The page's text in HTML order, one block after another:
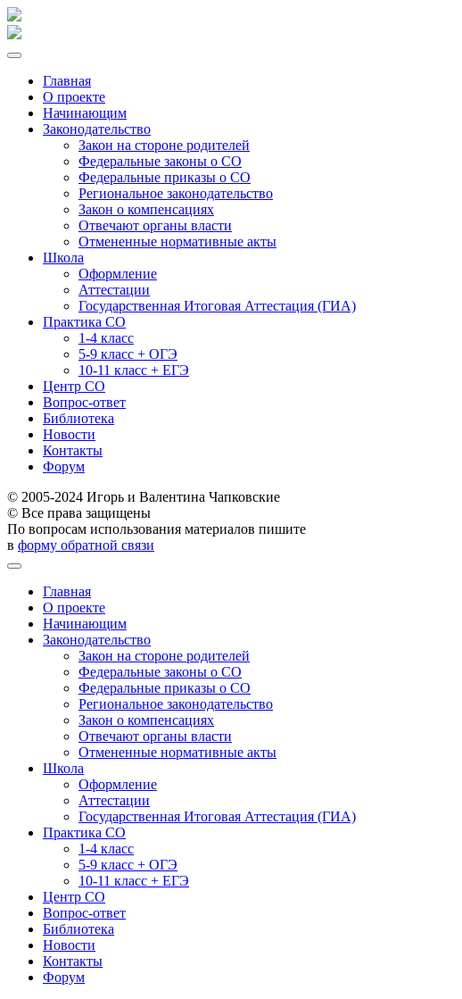
Главная
О проекте
Начинающим
Законодательство
Закон на стороне родителей
Федеральные законы о СО
Федеральные приказы о СО
Региональное законодательство
Закон о компенсациях
Отвечают органы власти
Отмененные нормативные акты
Школа
Оформление
Аттестации
Государственная Итоговая Аттестация (ГИА)
Практика СО
1-4 класс
5-9 класс + ОГЭ
10-11 класс + ЕГЭ
Центр СО
Вопрос-ответ
Библиотека
Новости
Контакты
Форум
© 2005-2024 Игорь и Валентина Чапковские
© Все права защищены
По вопросам использования материалов пишите
в форму обратной связи
Главная
О проекте
Начинающим
Законодательство
Закон на стороне родителей
Федеральные законы о СО
Федеральные приказы о СО
Региональное законодательство
Закон о компенсациях
Отвечают органы власти
Отмененные нормативные акты
Школа
Оформление
Аттестации
Государственная Итоговая Аттестация (ГИА)
Практика СО
1-4 класс
5-9 класс + ОГЭ
10-11 класс + ЕГЭ
Центр СО
Вопрос-ответ
Библиотека
Новости
Контакты
Форум